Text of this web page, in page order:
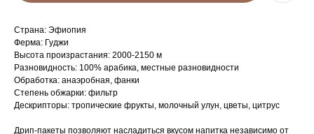
Страна: Эфиопия
Ферма: Гуджи
Высота произрастания: 2000-2150 м
Разновидность: 100% арабика, местные разновидности
Обработка: анаэробная, фанки
Степень обжарки: фильтр
Дескрипторы: тропические фрукты, молочный улун, цветы, цитрус
Дрип-пакеты позволяют насладиться вкусом напитка независимо от